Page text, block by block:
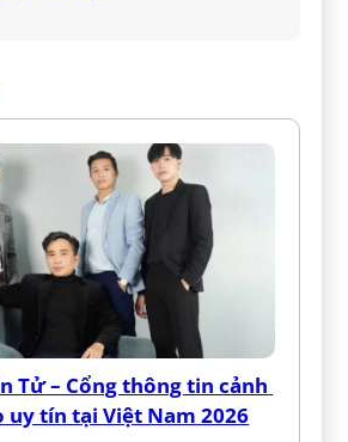
Tử – Cổng thông tin cảnh
uy tín tại Việt Nam 2026